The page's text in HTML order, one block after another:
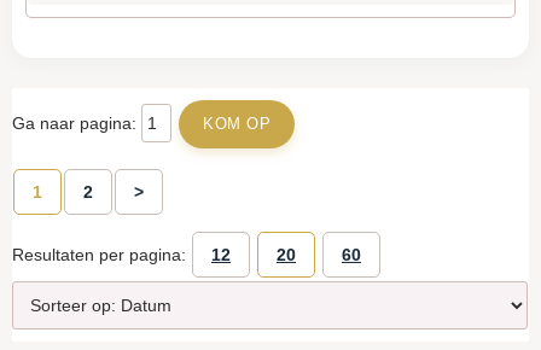
Ga naar pagina:
1 2 >
Resultaten per pagina: 12 20 60